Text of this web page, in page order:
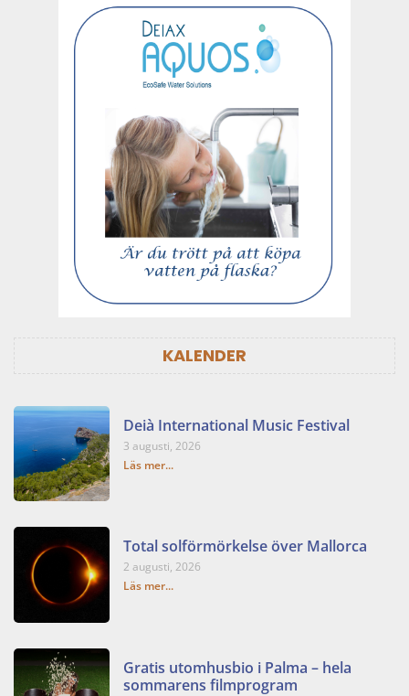
KALENDER
Deià International Music Festival
3 augusti, 2026
Läs mer...
Total solförmörkelse över Mallorca
2 augusti, 2026
Läs mer...
Gratis utomhusbio i Palma – hela
sommarens filmprogram